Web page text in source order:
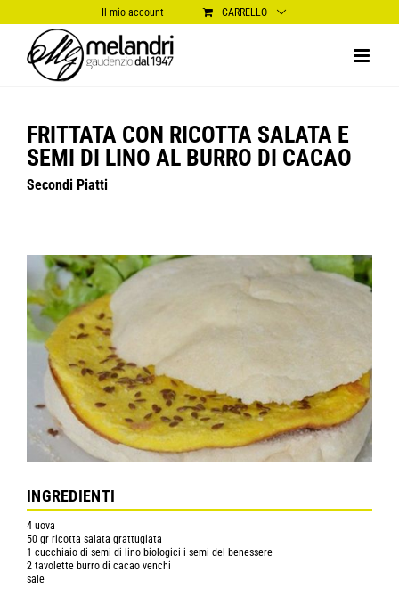
al
contenuto
Il mio account CARRELLO
FRITTATA CON RICOTTA SALATA E
SEMI DI LINO AL BURRO DI CACAO
Secondi Piatti
INGREDIENTI
4 uova
50 gr ricotta salata grattugiata
1 cucchiaio di semi di lino biologici i semi del benessere
2 tavolette burro di cacao venchi
sale